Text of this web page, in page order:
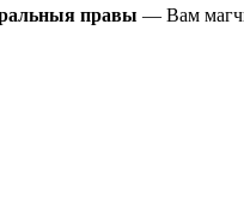
правы — Вам